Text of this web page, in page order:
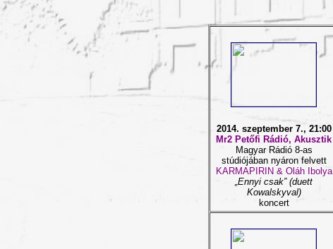
2014. szeptember 7., 21:00
Mr2 Petőfi Rádió, Akusztik
Magyar Rádió 8-as
stúdiójában nyáron felvett
KARMAPIRIN & Oláh Ibolya
„Ennyi csak” (duett
Kowalskyval)
koncert